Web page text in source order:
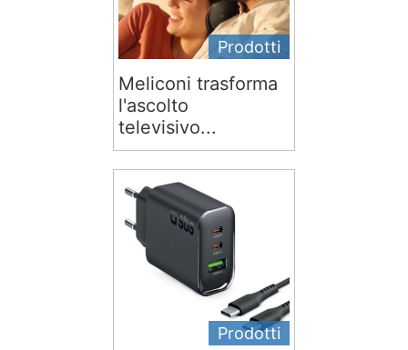
Prodotti
Meliconi trasforma
l'ascolto
televisivo...
Prodotti